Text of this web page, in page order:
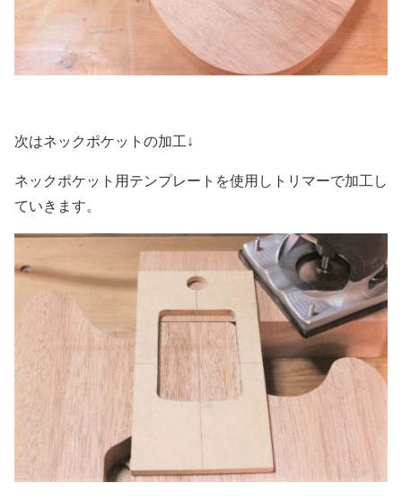
次はネックポケットの加工↓
ネックポケット用テンプレートを使用しトリマーで加工し
ていきます。